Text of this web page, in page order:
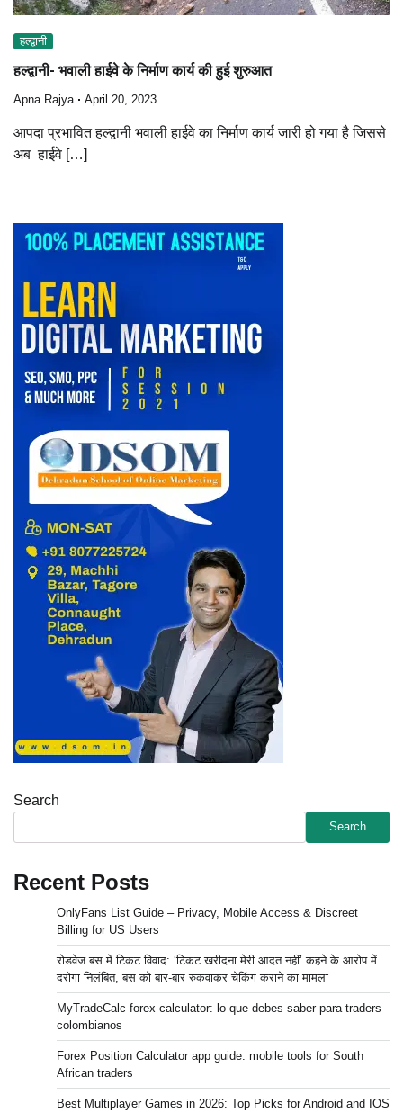
हल्द्वानी
हल्द्वानी- भवाली हाईवे के निर्माण कार्य की हुई शुरुआत
Apna Rajya April 20, 2023
आपदा प्रभावित हल्द्वानी भवाली हाईवे का निर्माण कार्य जारी हो गया है जिससे
अब हाईवे […]
Search
Search
Recent Posts
OnlyFans List Guide – Privacy, Mobile Access & Discreet
Billing for US Users
रोडवेज बस में टिकट विवाद: ‘टिकट खरीदना मेरी आदत नहीं’ कहने के आरोप में
दरोगा निलंबित, बस को बार-बार रुकवाकर चेकिंग कराने का मामला
MyTradeCalc forex calculator: lo que debes saber para traders
colombianos
Forex Position Calculator app guide: mobile tools for South
African traders
Best Multiplayer Games in 2026: Top Picks for Android and IOS